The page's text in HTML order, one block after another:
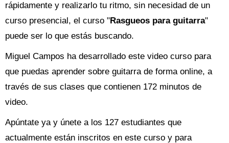
rápidamente y realizarlo tu ritmo, sin necesidad de un
curso presencial, el curso "Rasgueos para guitarra"
puede ser lo que estás buscando.
Miguel Campos ha desarrollado este video curso para
que puedas aprender sobre guitarra de forma online, a
través de sus clases que contienen 172 minutos de
video.
Apúntate ya y únete a los 127 estudiantes que
actualmente están inscritos en este curso y para